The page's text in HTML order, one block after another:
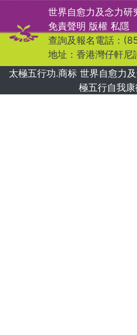
世界自愈力及念力研
免責聲明 版權 私隱
查詢及報名電話：
地址：香港灣仔軒尼
太極五行功.商标 世界自愈力
極五行自我